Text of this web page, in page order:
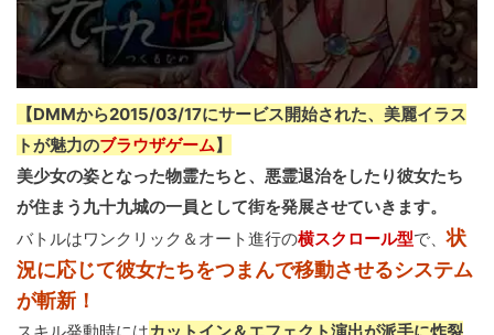
【DMMから2015/03/17にサービス開始された、美麗イラス
トが魅力のブラウザゲーム】
美少女の姿となった物霊たちと、悪霊退治をしたり彼女たち
が住まう九十九城の一員として街を発展させていきます。
バトルはワンクリック＆オート進行の横スクロール型で、状
況に応じて彼女たちをつまんで移動させるシステム
が斬新！